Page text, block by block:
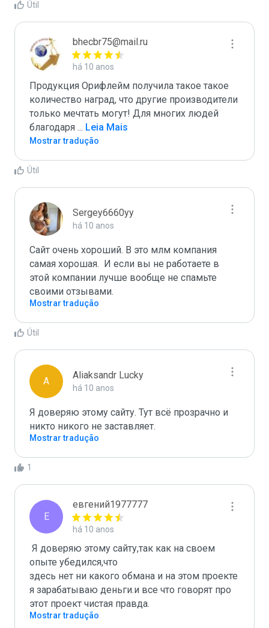
Útil
bhecbr75@mail.ru
há 10 anos
Продукция Орифлейм получила такое такое
количество наград, что другие производители
только мечтать могут! Для многих людей
благодаря ... Leia Mais
Mostrar tradução
Útil
Sergey6660yy
há 10 anos
Сайт очень хороший. В это млм компания
самая хорошая.  И если вы не работаете в
этой компании лучше вообще не спамьте
своими отзывами.
Mostrar tradução
Útil
A
Aliaksandr Lucky
há 10 anos
Я доверяю этому сайту. Тут всё прозрачно и
никто никого не заставляет.
Mostrar tradução
1
Е
евгений1977777
há 10 anos
опыте убедился,что
здесь нет ни какого обмана и на этом проекте
я зарабатываю деньги.и все что говорят про
этот проект чистая правда.
Mostrar tradução